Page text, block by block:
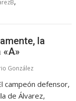
la
González
campeón defensor,
de Álvarez,